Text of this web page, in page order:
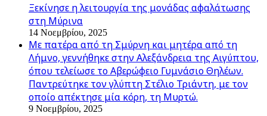
Ξεκίνησε η λειτουργία της μονάδας αφαλάτωσης
στη Μύρινα
14 Νοεμβρίου, 2025
Με πατέρα από τη Σμύρνη και μητέρα από τη
Λήμνο, γεννήθηκε στην Αλεξάνδρεια της Αιγύπτου,
όπου τελείωσε το Αβερώφειο Γυμνάσιο Θηλέων.
Παντρεύτηκε τον γλύπτη Στέλιο Τριάντη, με τον
οποίο απέκτησε μία κόρη, τη Μυρτώ.
9 Νοεμβρίου, 2025